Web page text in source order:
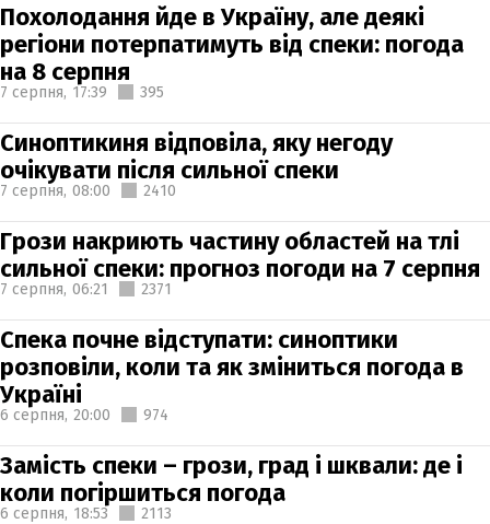
Похолодання йде в Україну, але деякі
регіони потерпатимуть від спеки: погода
на 8 серпня
7 серпня, 17:39 395
Синоптикиня відповіла, яку негоду
очікувати після сильної спеки
7 серпня, 08:00 2410
Грози накриють частину областей на тлі
сильної спеки: прогноз погоди на 7 серпня
7 серпня, 06:21 2371
Спека почне відступати: синоптики
розповіли, коли та як зміниться погода в
Україні
6 серпня, 20:00 974
Замість спеки – грози, град і шквали: де і
коли погіршиться погода
6 серпня, 18:53 2113